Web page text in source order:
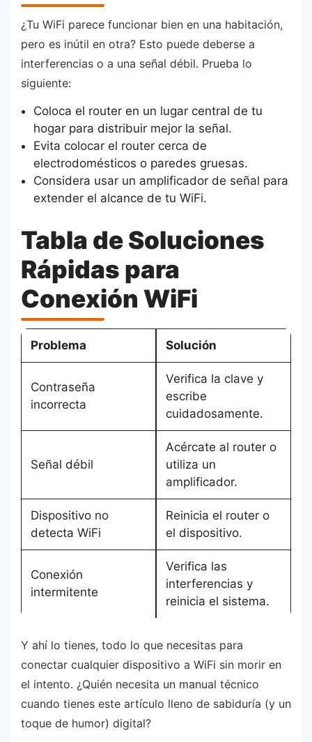
¿Tu WiFi parece funcionar bien en una habitación,
pero es inútil en otra? Esto puede deberse a
interferencias o a una señal débil. Prueba lo
siguiente:
Coloca el router en un lugar central de tu
hogar para distribuir mejor la señal.
Evita colocar el router cerca de
electrodomésticos o paredes gruesas.
Considera usar un amplificador de señal para
extender el alcance de tu WiFi.
Tabla de Soluciones
Rápidas para
Conexión WiFi
Problema Solución
Contraseña
incorrecta
Verifica la clave y
escribe
cuidadosamente.
Señal débil
Acércate al router o
utiliza un
amplificador.
Dispositivo no
detecta WiFi
Reinicia el router o
el dispositivo.
Conexión
intermitente
Verifica las
interferencias y
reinicia el sistema.
Y ahí lo tienes, todo lo que necesitas para
conectar cualquier dispositivo a WiFi sin morir en
el intento. ¿Quién necesita un manual técnico
cuando tienes este artículo lleno de sabiduría (y un
toque de humor) digital?